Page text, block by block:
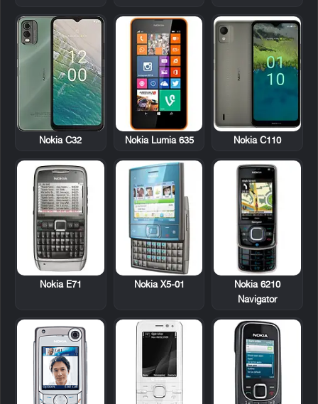
Nokia C110
Nokia Lumia 635
Nokia C32
Nokia 6210
Navigator
Nokia X5-01
Nokia E71